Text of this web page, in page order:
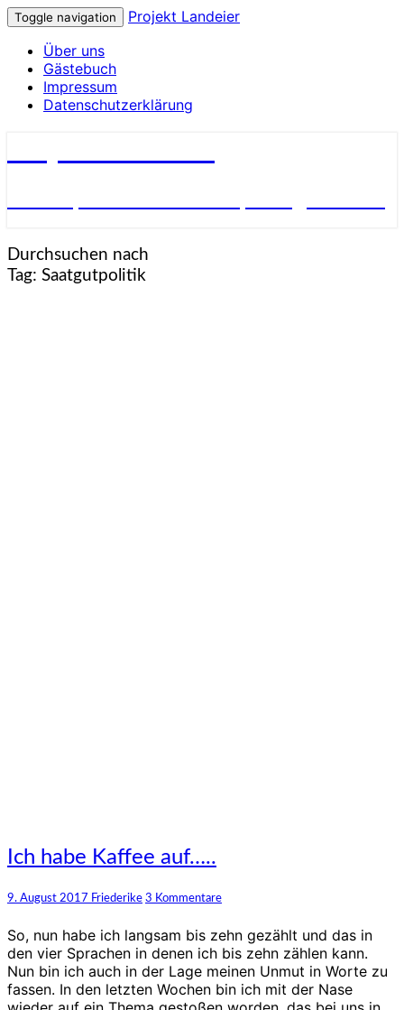
Toggle navigation
Projekt Landeier
Über uns
Gästebuch
Impressum
Datenschutzerklärung
Durchsuchen nach
Tag: Saatgutpolitik
Ich
habe
Kaffee
auf…..
Ich habe Kaffee auf…..
9. August 2017 Friederike Kommentare
3 Kommentare
So, nun habe ich langsam bis zehn gezählt und das in
den vier Sprachen in denen ich bis zehn zählen kann.
Nun bin ich auch in der Lage meinen Unmut in Worte zu
fassen. In den letzten Wochen bin ich mit der Nase